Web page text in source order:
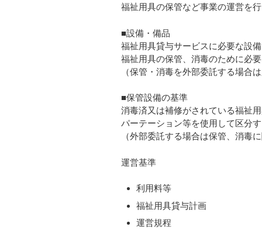
福祉用具の保管など事業の運営を
■設備・備品
福祉用具貸与サービスに必要な設
福祉用具の保管、消毒のために必
（保管・消毒を外部委託する場合
■保管設備の基準
消毒済又は補修がされている福祉
パーテーション等を使用して区分
（外部委託する場合は保管、消毒
運営基準
利用料等
福祉用具貸与計画
運営規程